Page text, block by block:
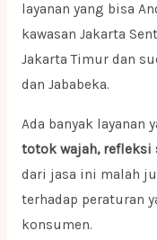
layanan yang bisa
kawasan Jakarta
Jakarta Timur dan
dan Jababeka.
Ada banyak layanan
totok wajah, refleksi
dari jasa ini malah
terhadap peraturan
konsumen.